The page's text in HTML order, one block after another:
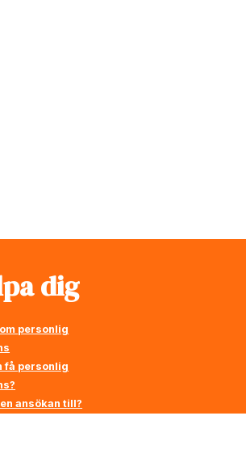
dig
personlig
få personlig
ansökan till?